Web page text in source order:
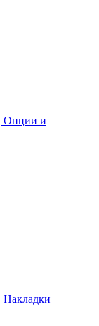
Опции и
Накладки